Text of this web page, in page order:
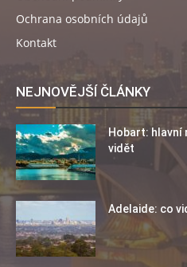
Ochrana osobních údajů
Kontakt
NEJNOVĚJŠÍ ČLÁNKY
Hobart: hlavní
vidět
Adelaide: co